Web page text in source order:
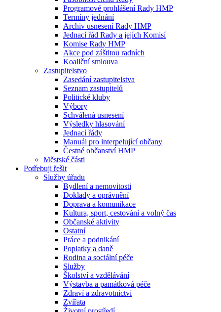
Programové prohlášení Rady HMP
Termíny jednání
Archiv usnesení Rady HMP
Jednací řád Rady a jejích Komisí
Komise Rady HMP
Akce pod záštitou radních
Koaliční smlouva
Zastupitelstvo
Zasedání zastupitelstva
Seznam zastupitelů
Politické kluby
Výbory
Schválená usnesení
Výsledky hlasování
Jednací řády
Manuál pro interpelující občany
Čestné občanství HMP
Městské části
Potřebuji řešit
Služby úřadu
Bydlení a nemovitosti
Doklady a oprávnění
Doprava a komunikace
Kultura, sport, cestování a volný čas
Občanské aktivity
Ostatní
Práce a podnikání
Poplatky a daně
Rodina a sociální péče
Služby
Školství a vzdělávání
Výstavba a památková péče
Zdraví a zdravotnictví
Zvířata